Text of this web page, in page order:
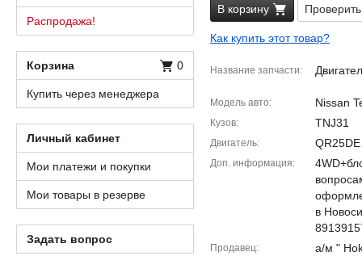
В корзину
Как купить этот товар?
Название запчасти
Модель авто Nissan
Кузов TNJ31
Двигатель QR25DE
Доп. информация
в
Продавец
а/м "
Распродажа!
Корзина 0
Купить через менеджера
Личный кабинет
Мои платежи и покупки
Мои товары в резерве
Задать вопрос